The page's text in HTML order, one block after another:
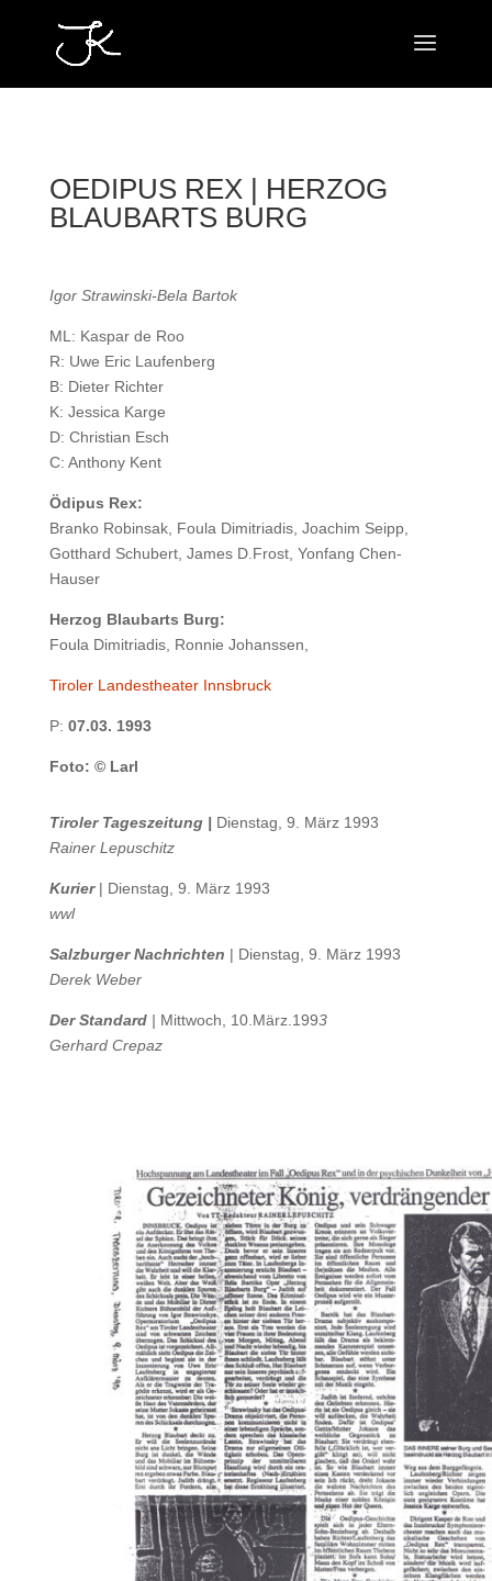
OEDIPUS REX | HERZOG
BLAUBARTS BURG
Igor Strawinski-Bela Bartok
ML: Kaspar de Roo
R: Uwe Eric Laufenberg
B: Dieter Richter
K: Jessica Karge
D: Christian Esch
C: Anthony Kent
Ödipus Rex:
Branko Robinsak, Foula Dimitriadis, Joachim Seipp,
Gotthard Schubert, James D.Frost, Yonfang Chen-
Hauser
Herzog Blaubarts Burg:
Foula Dimitriadis, Ronnie Johanssen,
Tiroler Landestheater Innsbruck
P: 07.03. 1993
Foto: © Larl
Tiroler Tageszeitung | Dienstag, 9. März 1993
Rainer Lepuschitz
Kurier| Dienstag, 9. März 1993
wwl
Salzburger Nachrichten | Dienstag, 9. März 1993
Derek Weber
Der Standard| Mittwoch, 10.März.1993
Gerhard Crepaz